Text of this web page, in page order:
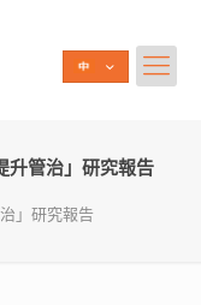
升管治」研究報告
」研究報告